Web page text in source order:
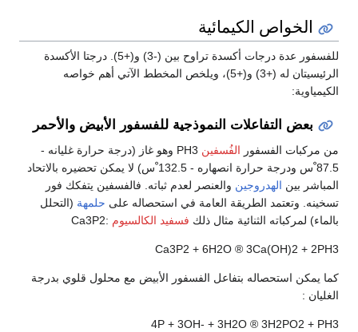
الخواص الكيمائية
للفسفور عدة درجات أكسدة تراوح بين (-3) و(+5). درجتا الأكسدة
الرئيسيتان له (+3) و(+5)، ويلخص المخطط الآتي أهم خواصه
الكيمياوية:
بعض التفاعلات النموذجية للفسفور الأبيض والأحمر
من مركبات الفسفور الفُسفين
PH3 وهو غاز (درجة حرارة غليانه -
87.5 ْس ودرجة حرارة انصهاره - 132.5 ْس) لا يمكن تحضيره بالاتحاد
المباشر بين الهدروجين والعنصر لعدم ثباته. فالفسفين يتفكك فور
تسخينه. وتعتمد الطريقة العامة في استحصاله على حلمهة (التحلل
بالماء) لمركباته الثنائية مثال ذلك فسفيد الكالسيوم :Ca3P2
Ca3P2 + 6H2O ® 3Ca(OH)2 + 2PH3
كما يمكن استحصاله بتفاعل الفسفور الأبيض مع محلول قلوي بدرجة
الغليان :
4P + 3OH- + 3H2O ® 3H2PO2 + PH3